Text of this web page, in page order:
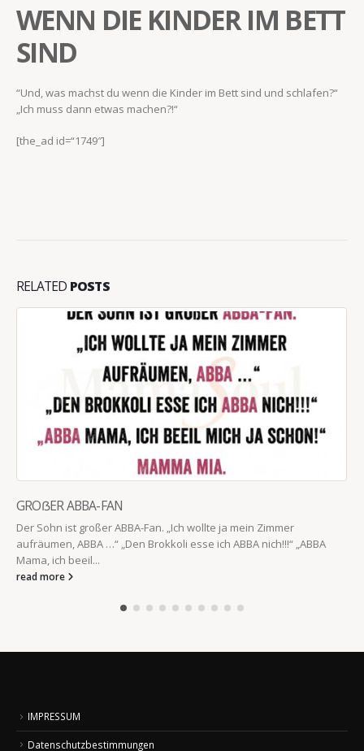
WENN DIE KINDER IM BETT
SIND
“Und, was machst du wenn die Kinder im Bett sind und schlafen?“
„Ich muss dann etwas machen?!“
[the_ad id=“1749″]
RELATED POSTS
GROẞER ABBA-FAN
Der Sohn ist großer ABBA-Fan. „Ich wollte ja mein Zimmer
aufräumen, ABBA …“ „Den Brokkoli esse ich ABBA nich!!!“ „ABBA
Mama, ich beeil...
read more
IMPRESSUM
Datenschutzbestimmungen